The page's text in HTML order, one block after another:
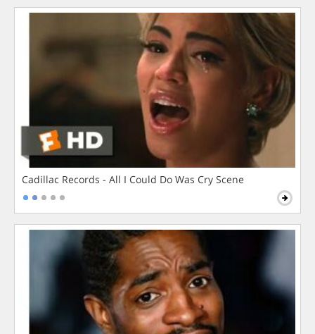
Cadillac Records - All I Could Do Was Cry Scene